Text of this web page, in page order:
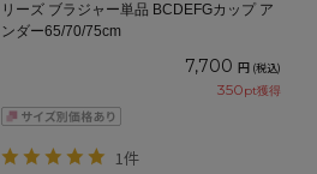
リーズ ブラジャー単品 BCDEFGカップ ア
ンダー65/70/75cm
7,700 円 (税込)
350pt獲得
1件